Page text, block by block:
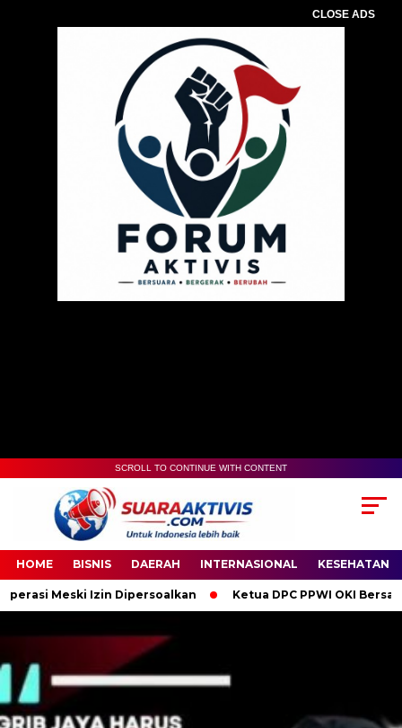
CLOSE ADS
00:00
SCROLL TO CONTINUE WITH CONTENT
HOME BISNIS DAERAH INTERNASIONAL KESEHATAN
Dipersoalkan Ketua DPC PPWI OKI Bersama Pengurus